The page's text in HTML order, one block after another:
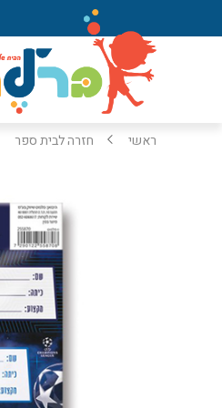
ראשי חזרה לבית ספר